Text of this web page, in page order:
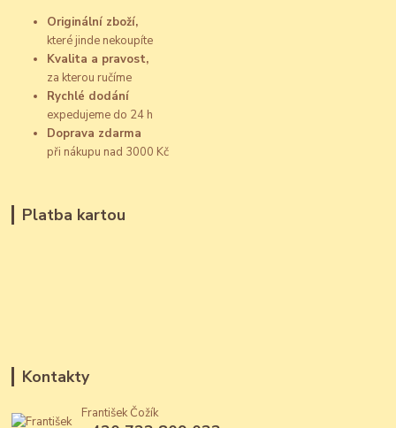
Originální zboží,
které jinde nekoupíte
Kvalita a pravost,
za kterou ručíme
Rychlé dodání
expedujeme do 24 h
Doprava zdarma
při nákupu nad 3000 Kč
Platba kartou
Kontakty
František Čožík